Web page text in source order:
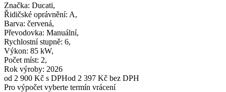
Značka: Ducati,
Řidičské oprávnění: A,
Barva: červená,
Převodovka: Manuální,
Rychlostní stupně: 6,
Výkon: 85 kW,
Počet míst: 2,
Rok výroby: 2026
od 2 900 Kč s DPHod 2 397 Kč bez DPH
Pro výpočet vyberte termín vrácení